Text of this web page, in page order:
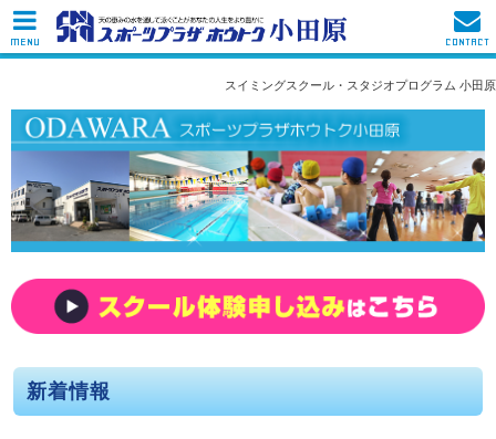
スイミングスクール・スタジオプログラム 小田原
新着情報
MENU CONTACT